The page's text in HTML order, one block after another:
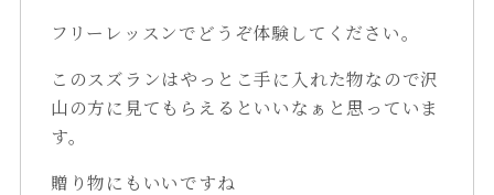
フリーレッスンでどうぞ体験してください。
このスズランはやっとこ手に入れた物なので沢
山の方に見てもらえるといいなぁと思っていま
す。
贈り物にもいいですね